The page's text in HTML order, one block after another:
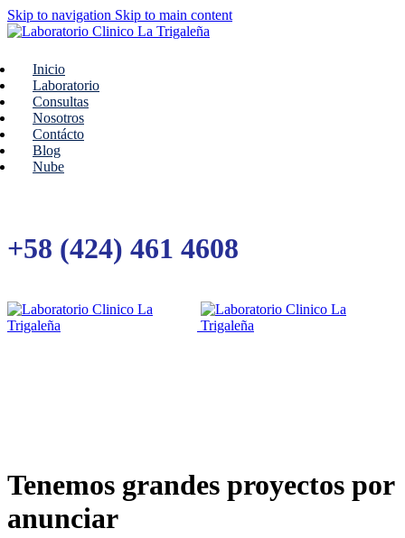
Skip to navigation Skip to main content
Inicio
Laboratorio
Consultas
Nosotros
Contácto
Blog
Nube
+58 (424) 461 4608
Tenemos grandes proyectos por
anunciar